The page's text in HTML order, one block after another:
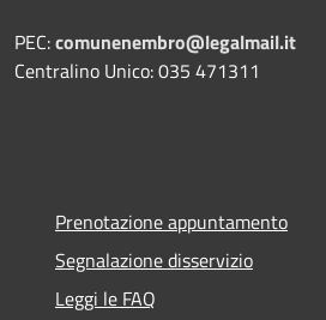
PEC:comunenembro@legalmail.it
Centralino Unico: 035 471311
Prenotazione appuntamento
Segnalazione disservizio
Leggi le FAQ